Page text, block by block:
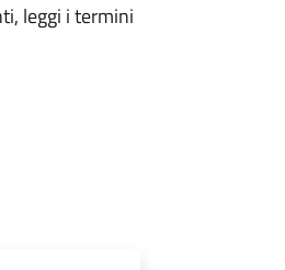
leggi i termini